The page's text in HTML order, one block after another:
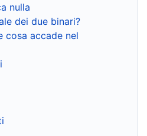
nulla
dei due binari?
cosa accade nel